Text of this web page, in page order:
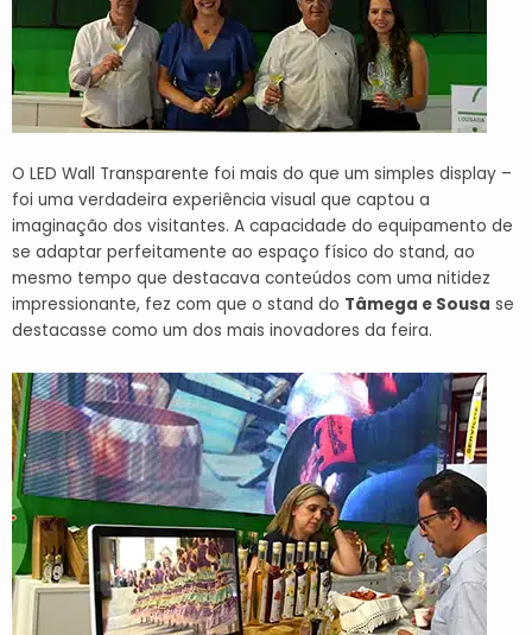
O LED Wall Transparente foi mais do que um simples display –
foi uma verdadeira experiência visual que captou a
imaginação dos visitantes. A capacidade do equipamento de
se adaptar perfeitamente ao espaço físico do stand, ao
mesmo tempo que destacava conteúdos com uma nitidez
impressionante, fez com que o stand do Tâmega e Sousa se
destacasse como um dos mais inovadores da feira.